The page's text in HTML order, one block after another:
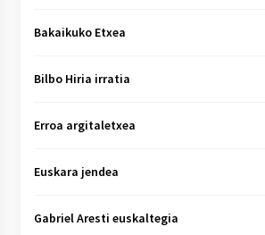
Bakaikuko Etxea
Bilbo Hiria irratia
Erroa argitaletxea
Euskara jendea
Gabriel Aresti euskaltegia